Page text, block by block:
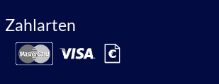
Zahlarten